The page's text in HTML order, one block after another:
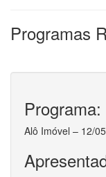
Programas
Programa:
Alô Imóvel – 12/05